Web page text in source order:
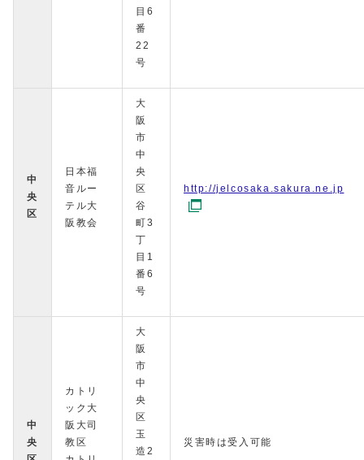
目6
番
22
号
中
央
区
日本福
音ルー
テル大
阪教会
大
阪
市
中
央
区
谷
町3
丁
目1
番6
号
http://jelcosaka.sakura.ne.jp
中
央
カトリ
ック大
阪大司
教区
大
阪
市
中
央
区
玉
造2
災害時は受入可能